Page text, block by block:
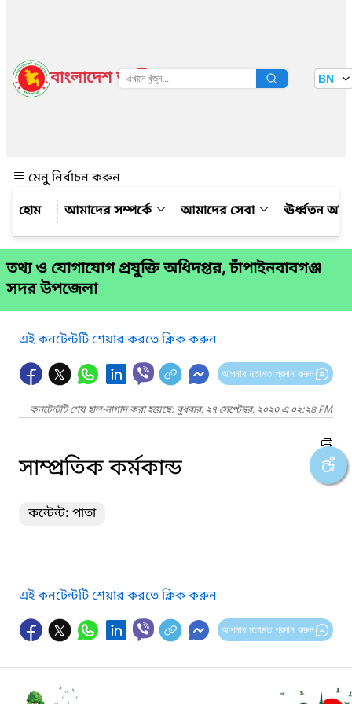
বাংলাদেশ জাতীয় তথ্য বাতায়ন BN
মেনু নির্বাচন করুন
আমাদের সম্পর্কে
আমাদের সেবা ঊর্ধ্বতন
তথ্য ও যোগাযোগ প্রযুক্তি অধিদপ্তর, চাঁপাইনবাবগঞ্জ
সদর উপজেলা
এই কনটেন্টটি শেয়ার করতে ক্লিক করুন
আপনার মতামত প্রদান করুন
কনটেন্টটি শেষ হাল-নাগাদ করা হয়েছে: বুধবার, ২৭ সেপ্টেম্বর, ২০২৩ এ ০২:২৪ PM
সাম্প্রতিক কর্মকান্ড
কন্টেন্ট: পাতা
এই কনটেন্টটি শেয়ার করতে ক্লিক করুন
আপনার মতামত প্রদান করুন